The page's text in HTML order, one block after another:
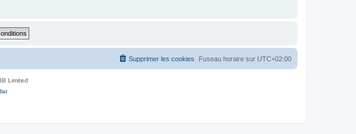
Fuseau horaire sur UTC+02:00
Supprimer les cookies
Limited